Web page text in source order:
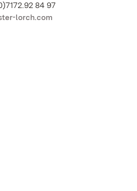
84 97
lorch.com